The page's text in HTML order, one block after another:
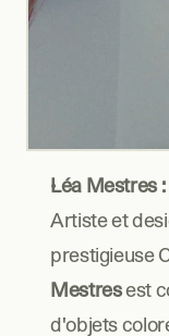
Léa Mestres
Artiste et
prestigieuse
Mestres est
d'objets